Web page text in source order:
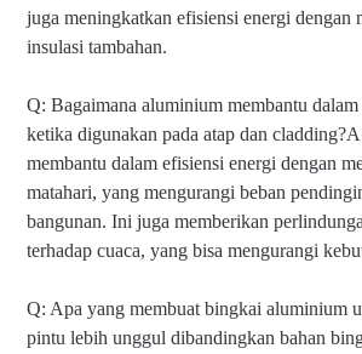
juga meningkatkan efisiensi energi dengan
insulasi tambahan.
Q: Bagaimana aluminium membantu
ketika digunakan pada atap dan
membantu dalam efisiensi energi dengan
matahari, yang mengurangi beban
bangunan. Ini juga memberikan
terhadap cuaca, yang bisa mengurangi
Q: Apa yang membuat bingkai aluminium
pintu lebih unggul dibandingkan bahan